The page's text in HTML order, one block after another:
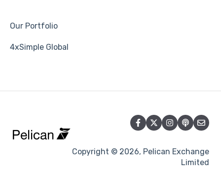
Our Portfolio
4xSimple Global
Copyright © 2026, Pelican Exchange
Limited